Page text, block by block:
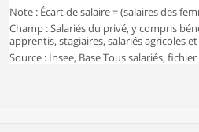
Note : Écart de salaire = (salaires des
Champ : Salariés du privé, y compris
apprentis, stagiaires, salariés agricoles
Source : Insee, Base Tous salariés,